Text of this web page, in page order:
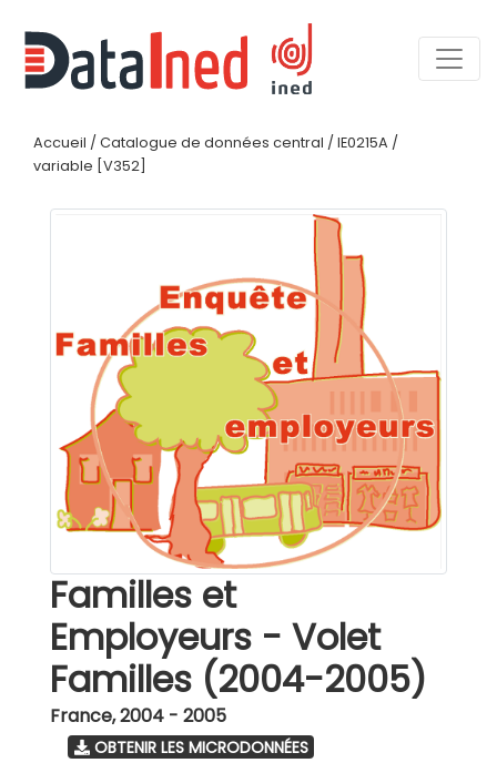
Accueil / Catalogue de données central / IE0215A /
variable [V352]
Familles et
Employeurs - Volet
Familles (2004-2005)
France,2004 - 2005
OBTENIR LES MICRODONNÉES